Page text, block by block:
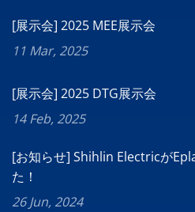
[展示会] 2025 MEE展示会
11 Mar, 2025
[展示会] 2025 DTG展示会
14 Feb, 2025
[お知らせ] Shihlin Electricが
た！
26 Jun, 2024